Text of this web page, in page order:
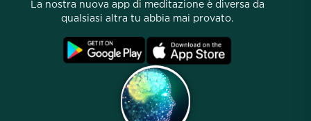
Programma di Affiliazione
La nostra nuova app di meditazione è diversa da
qualsiasi altra tu abbia mai provato.